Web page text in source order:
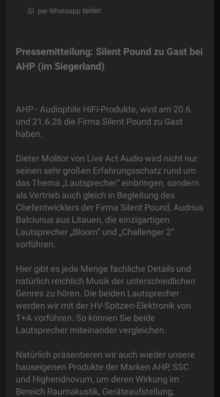
per Whatsapp teilen
Pressemitteilung: Silent Pound zu Gast bei
AHP (im Siegerland)
AHP - Audiophile HiFi-Produkte, wird am 20.6.
und 21.6.26 die Firma Silent Pound zu Gast
haben.
Dieter Molitor von Live Act Audio wird nicht nur
seinen sehr großen Erfahrungsschatz rund um
das Thema „Lautsprecher“ einbringen, sondern
als Vertrieb auch gleich in Begleitung des
Chefentwicklers der Firma Silent Pound, Audrius
Balciunus aus Litauen, die einzigartigen
Lautsprecher „Bloom“ und „Challenger 2“
vorführen.
Hier gibt es jede Menge fachliche Details und
natürlich reichlich Musik der unterschiedlichen
Genres zu hören. Die beiden Lautsprecher
werden wir mit der HV-Spitzen-Elektronik von
T+A vorführen. So können Sie beide
Lautsprecher miteinander vergleichen.
Natürlich präsentieren wir auch wieder unsere
hauseigenen Produkte der Marken AHP, SSC
und Highendnovum, um deren Wirkung im
Bereich Raumakustik, Geräteaufstellung,